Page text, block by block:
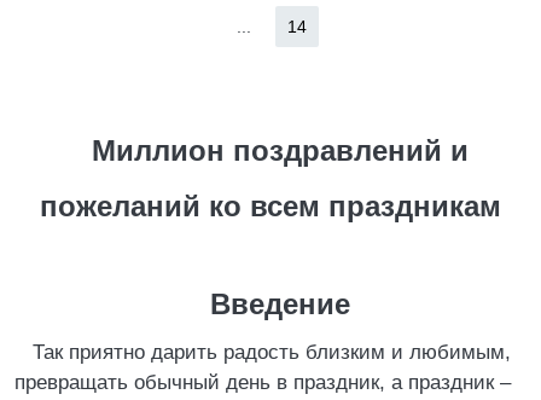
14
Миллион поздравлений и
пожеланий ко всем праздникам
Введение
Так приятно дарить радость близким и любимым,
превращать обычный день в праздник, а праздник –